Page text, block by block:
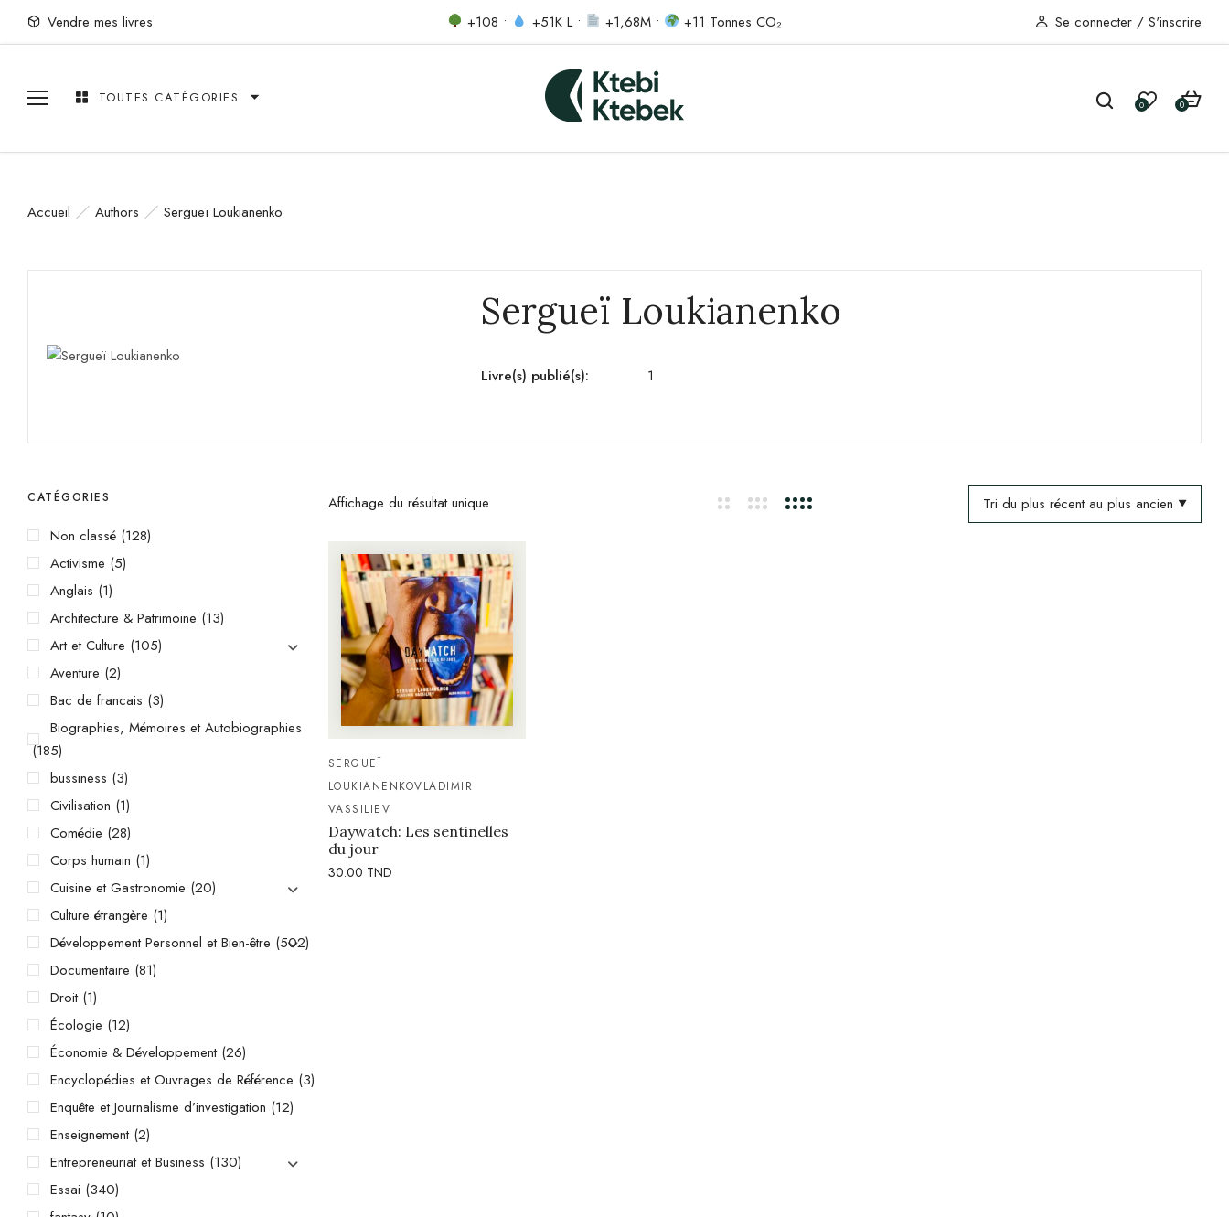
Vendre mes livres +108 • +51K L • +1,68M • +11 Tonnes CO₂ Se connecter / S'inscrire
TOUTES CATÉGORIES 0 0
Accueil Authors Sergueï Loukianenko
Sergueï Loukianenko
Livre(s) publié(s): 1
CATÉGORIES
Non classé (128)
Activisme (5)
Anglais (1)
Architecture & Patrimoine (13)
Art et Culture (105)
Aventure (2)
Bac de francais (3)
Biographies, Mémoires et Autobiographies
(185)
bussiness (3)
Civilisation (1)
Comédie (28)
Corps humain (1)
Cuisine et Gastronomie (20)
Culture étrangère (1)
Développement Personnel et Bien-être (502)
Documentaire (81)
Droit (1)
Écologie (12)
Économie & Développement (26)
Encyclopédies et Ouvrages de Référence (3)
Enquête et Journalisme d’investigation (12)
Enseignement (2)
Entrepreneuriat et Business (130)
Essai (340)
Affichage du résultat unique Tri du plus récent au plus ancien
SERGUEÏ
LOUKIANENKOVLADIMIR
VASSILIEV
Daywatch: Les sentinelles
du jour
30.00 TND